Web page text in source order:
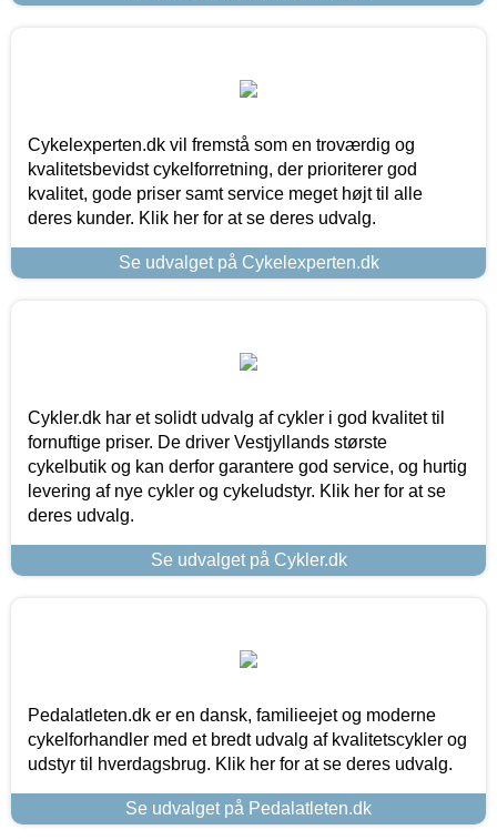
Cykelexperten.dk vil fremstå som en troværdig og
kvalitetsbevidst cykelforretning, der prioriterer god
kvalitet, gode priser samt service meget højt til alle
deres kunder. Klik her for at se deres udvalg.
Se udvalget på Cykelexperten.dk
Cykler.dk har et solidt udvalg af cykler i god kvalitet til
fornuftige priser. De driver Vestjyllands største
cykelbutik og kan derfor garantere god service, og hurtig
levering af nye cykler og cykeludstyr. Klik her for at se
deres udvalg.
Se udvalget på Cykler.dk
Pedalatleten.dk er en dansk, familieejet og moderne
cykelforhandler med et bredt udvalg af kvalitetscykler og
udstyr til hverdagsbrug. Klik her for at se deres udvalg.
Se udvalget på Pedalatleten.dk